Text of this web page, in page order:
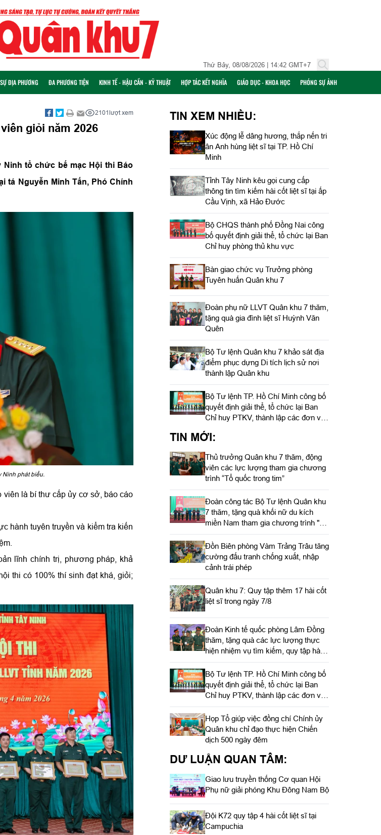
Thứ Bảy, 08/08/2026 | 14:42 GMT+7
ĐỊA PHƯƠNG ĐA PHƯƠNG TIỆN KINH TẾ - HẬU CẦN - KỸ THUẬT HỢP TÁC KẾT NGHĨA GIÁO DỤC - KHOA HỌC PHÓNG SỰ ẢNH
2101lượt xem
giỏi năm 2026
Ninh tổ chức bế mạc Hội thi Báo
tá Nguyễn Minh Tấn, Phó Chính
Ninh phát biểu.
viên là bí thư cấp ủy cơ sở, báo cáo
hành tuyên truyền và kiểm tra kiến
lĩnh chính trị, phương pháp, khả
thi có 100% thí sinh đạt khá, giỏi;
TIN XEM NHIỀU:
Xúc động lễ dâng hương, thắp nến tri
ân Anh hùng liệt sĩ tại TP. Hồ Chí
Minh
Tỉnh Tây Ninh kêu gọi cung cấp
thông tin tìm kiếm hài cốt liệt sĩ tại ấp
Cầu Vịnh, xã Hảo Đước
Bộ CHQS thành phố Đồng Nai công
bố quyết định giải thể, tổ chức lại Ban
Chỉ huy phòng thủ khu vực
Bàn giao chức vụ Trưởng phòng
Tuyên huấn Quân khu 7
Đoàn phụ nữ LLVT Quân khu 7 thăm,
tặng quà gia đình liệt sĩ Huỳnh Văn
Quên
Bộ Tư lệnh Quân khu 7 khảo sát địa
điểm phục dựng Di tích lịch sử nơi
thành lập Quân khu
Bộ Tư lệnh TP. Hồ Chí Minh công bố
quyết định giải thể, tổ chức lại Ban
Chỉ huy PTKV, thành lập các đơn vị
TIN MỚI:
Thủ trưởng Quân khu 7 thăm, động
viên các lực lượng tham gia chương
trình “Tổ quốc trong tim”
Đoàn công tác Bộ Tư lệnh Quân khu
7 thăm, tặng quà khối nữ du kích
miền Nam tham gia chương trình "Tổ
quốc trong tim"
Đồn Biên phòng Vàm Trảng Trâu tăng
cường đấu tranh chống xuất, nhập
cảnh trái phép
Quân khu 7: Quy tập thêm 17 hài cốt
liệt sĩ trong ngày 7/8
Đoàn Kinh tế quốc phòng Lâm Đồng
thăm, tặng quà các lực lượng thực
hiện nhiệm vụ tìm kiếm, quy tập hài
cốt liệt sĩ
Bộ Tư lệnh TP. Hồ Chí Minh công bố
quyết định giải thể, tổ chức lại Ban
Chỉ huy PTKV, thành lập các đơn vị
trực thuộc
Họp Tổ giúp việc đồng chí Chính ủy
Quân khu chỉ đạo thực hiện Chiến
dịch 500 ngày đêm
DƯ LUẬN QUAN TÂM:
Giao lưu truyền thống Cơ quan Hội
Phụ nữ giải phóng Khu Đông Nam Bộ
Đội K72 quy tập 4 hài cốt liệt sĩ tại
Campuchia